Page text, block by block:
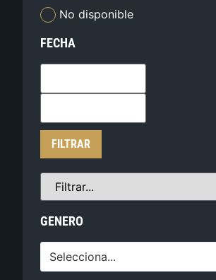
No disponible
FECHA
FILTRAR
GENERO
Selecciona...